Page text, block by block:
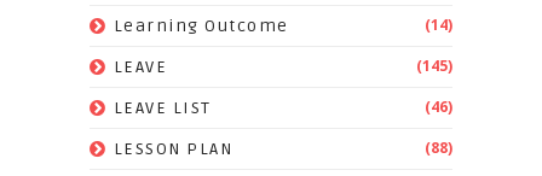
Learning Outcome (14)
LEAVE (145)
LEAVE LIST (46)
LESSON PLAN (88)